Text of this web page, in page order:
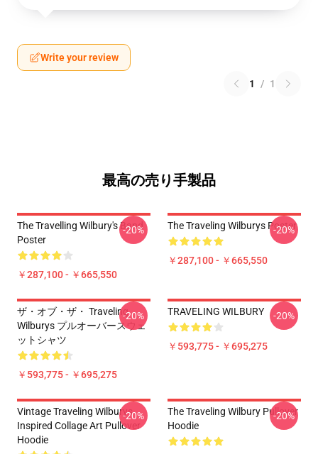
Write your review
1 / 1
最高の売り手製品
The Travelling Wilbury's Band
Poster
￥287,100 - ￥665,550
-20% The Traveling Wilburys Poster
￥287,100 - ￥665,550
-20%
ザ・オブ・ザ・ Traveling
Wilburys プルオーバースウェ
ットシャツ
￥593,775 - ￥695,275
-20% TRAVELING WILBURY
￥593,775 - ￥695,275
-20%
Vintage Traveling Wilburys
Inspired Collage Art Pullover
Hoodie
-20%
The Traveling Wilbury Pullover
Hoodie
-20%